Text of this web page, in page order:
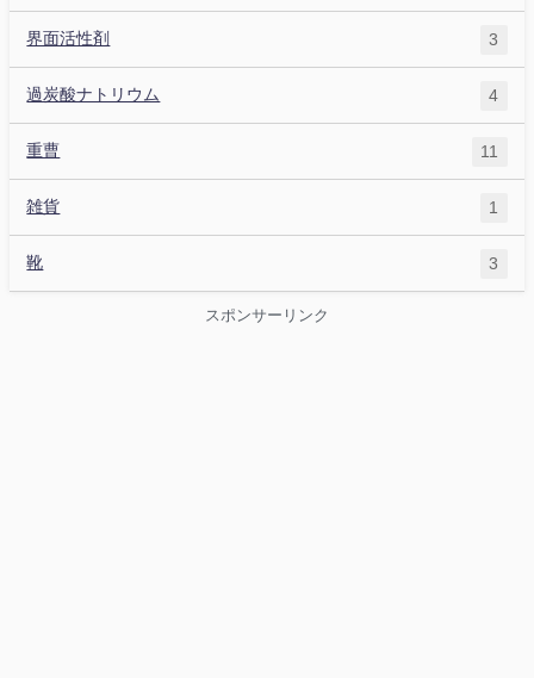
界面活性剤 3
過炭酸ナトリウム 4
重曹 11
雑貨 1
靴 3
スポンサーリンク